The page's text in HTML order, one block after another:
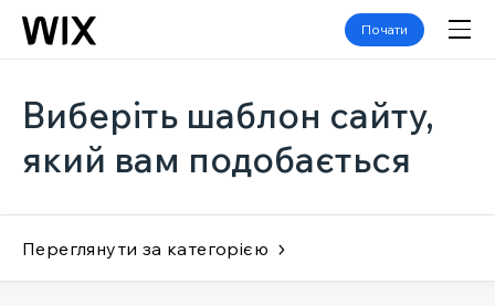
Почати
Виберіть шаблон сайту,
який вам подобається
Переглянути за категорією